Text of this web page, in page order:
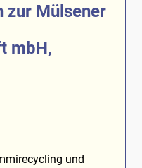
zur Mülsener
mbH,
und